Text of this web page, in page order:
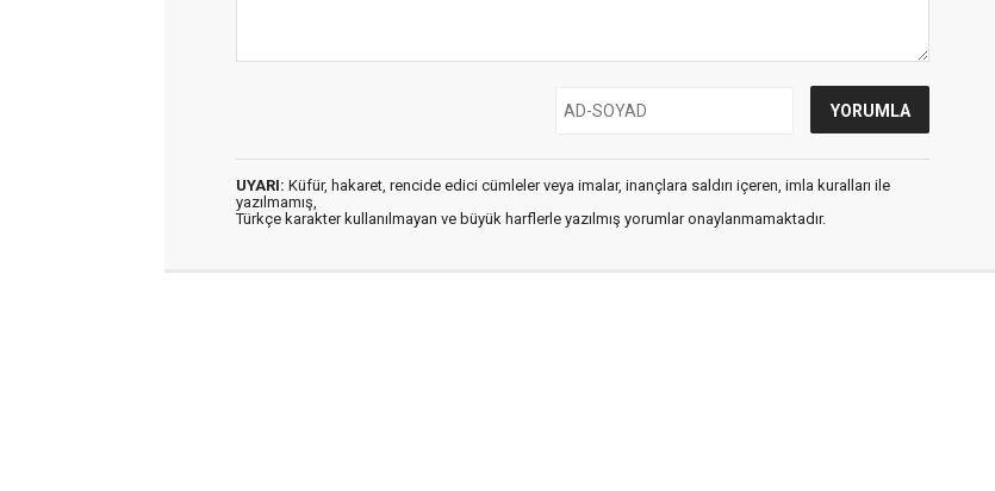
UYARI: Küfür, hakaret, rencide edici cümleler veya imalar, inançlara saldırı içeren, imla kuralları ile
yazılmamış,
Türkçe karakter kullanılmayan ve büyük harflerle yazılmış yorumlar onaylanmamaktadır.